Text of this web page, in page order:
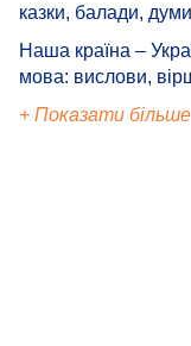
казки, балади,
Наша країна –
мова: вислови,
+ Показати більше